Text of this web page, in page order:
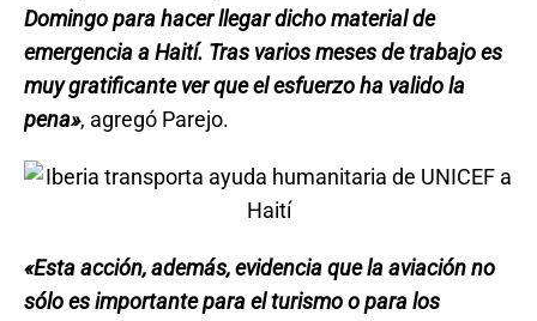
Domingo para hacer llegar dicho material de
emergencia a Haití. Tras varios meses de trabajo es
muy gratificante ver que el esfuerzo ha valido la
pena», agregó Parejo.
«Esta acción, además, evidencia que la aviación no
sólo es importante para el turismo o para los